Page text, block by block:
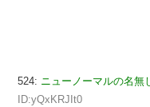
524: ニューノーマルの名無
ID:yQxKRJIt0